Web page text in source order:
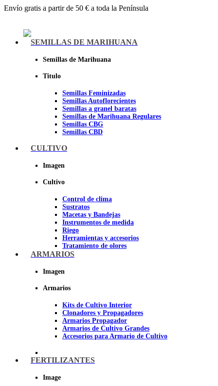
Envío gratis a partir de 50 € a toda la Península
SEMILLAS DE MARIHUANA
Semillas de Marihuana
Titulo
Semillas Feminizadas
Semillas Autoflorecientes
Semillas a granel baratas
Semillas de Marihuana Regulares
Semillas CBG
Semillas CBD
Sheer seeds
CULTIVO
Imagen
Cultivo
Control de clima
Sustratos
Macetas y Bandejas
Instrumentos de medida
Riego
Herramientas y accesorios
Tratamiento de olores
Insecticidas y fungicidas
Papel Reflectante para cultivo de
ARMARIOS
Imagen
Armarios
Kits de Cultivo Interior
Clonadores y Propagadores
Armarios Propagador
Armarios de Cultivo Grandes
Accesorios para Armario de Cultivo
FERTILIZANTES
Image